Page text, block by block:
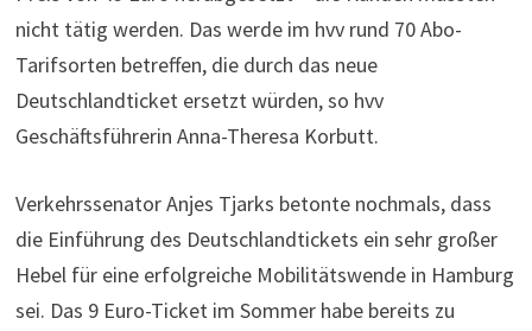
nicht tätig werden. Das werde im hvv rund 70 Abo-
Tarifsorten betreffen, die durch das neue
Deutschlandticket ersetzt würden, so hvv
Geschäftsführerin Anna-Theresa Korbutt.
Verkehrssenator Anjes Tjarks betonte nochmals, dass
die Einführung des Deutschlandtickets ein sehr großer
Hebel für eine erfolgreiche Mobilitätswende in Hamburg
sei. Das 9 Euro-Ticket im Sommer habe bereits zu